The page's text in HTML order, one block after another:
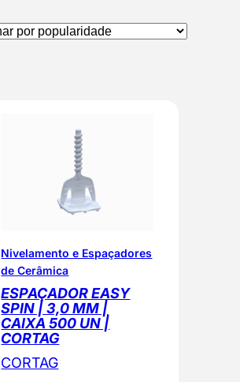
Nivelamento e Espaçadores
de Cerâmica
ESPAÇADOR EASY
SPIN | 3,0 MM |
CAIXA 500 UN |
CORTAG
CORTAG